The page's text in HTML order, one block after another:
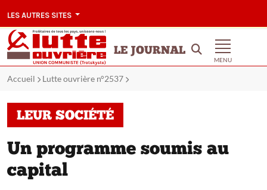
LES AUTRES SITES
LE JOURNAL
MENU
Accueil Lutte ouvrière n°2537
LEUR SOCIÉTÉ
Un programme soumis au
capital